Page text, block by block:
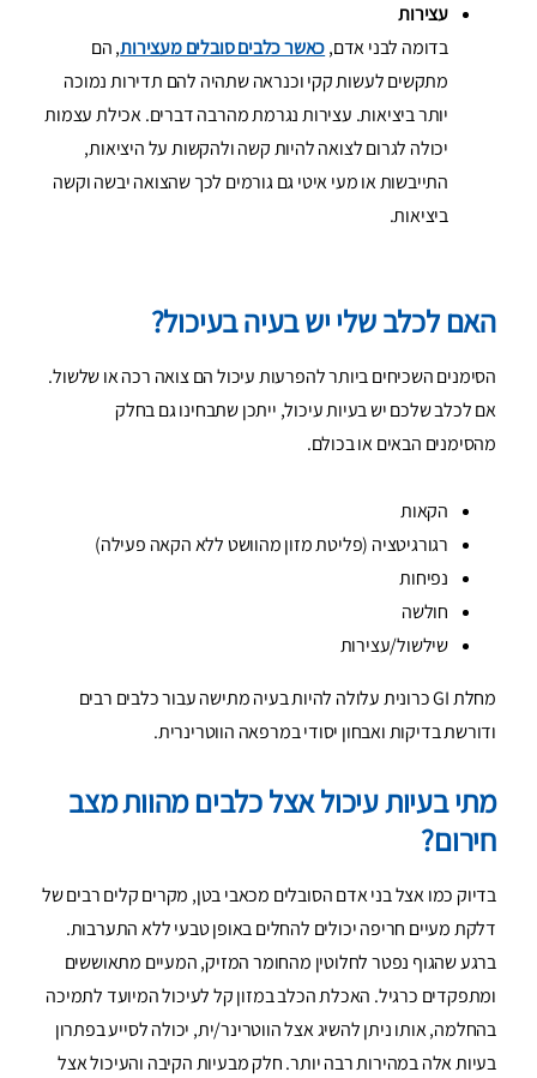
עצירות
בדומה לבני אדם,כאשר כלבים סובלים מעצירות, הם
מתקשים לעשות קקי וכנראה שתהיה להם תדירות נמוכה
יותר ביציאות. עצירות נגרמת מהרבה דברים. אכילת עצמות
יכולה לגרום לצואה להיות קשה ולהקשות על היציאות,
התייבשות או מעי איטי גם גורמים לכך שהצואה יבשה וקשה
ביציאות.
האם לכלב שלי יש בעיה בעיכול?
הסימנים השכיחים ביותר להפרעות עיכול הם צואה רכה או שלשול.
אם לכלב שלכם יש בעיות עיכול, ייתכן שתבחינו גם בחלק
מהסימנים הבאים או בכולם.
הקאות
רגורגיטציה (פליטת מזון מהוושט ללא הקאה פעילה)
נפיחות
חולשה
שילשול/עצירות
מחלת GI כרונית עלולה להיות בעיה מתישה עבור כלבים רבים
ודורשת בדיקות ואבחון יסודי במרפאה הווטרינרית.
מתי בעיות עיכול אצל כלבים מהוות מצב
חירום?
בדיוק כמו אצל בני אדם הסובלים מכאבי בטן, מקרים קלים רבים של
דלקת מעיים חריפה יכולים להחלים באופן טבעי ללא התערבות.
ברגע שהגוף נפטר לחלוטין מהחומר המזיק, המעיים מתאוששים
ומתפקדים כרגיל. האכלת הכלב במזון קל לעיכול המיועד לתמיכה
בהחלמה, אותו ניתן להשיג אצל הווטרינר/ית, יכולה לסייע בפתרון
בעיות אלה במהירות רבה יותר. חלק מבעיות הקיבה והעיכול אצל